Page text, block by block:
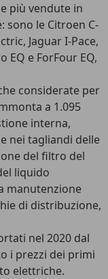
più vendute in
sono le Citroen C-
Jaguar I-Pace,
EQ e ForFour EQ,
considerate per
a 1.095
interna,
nei tagliandi delle
del filtro del
liquido
manutenzione
di distribuzione,
nel 2020 dal
i prezzi dei primi
elettriche.